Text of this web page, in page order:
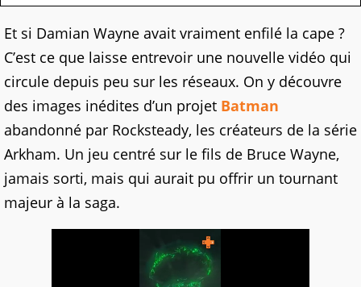
Et si Damian Wayne avait vraiment enfilé la cape ?
C’est ce que laisse entrevoir une nouvelle vidéo qui
circule depuis peu sur les réseaux. On y découvre
des images inédites d’un projet Batman
abandonné par Rocksteady, les créateurs de la série
Arkham. Un jeu centré sur le fils de Bruce Wayne,
jamais sorti, mais qui aurait pu offrir un tournant
majeur à la saga.